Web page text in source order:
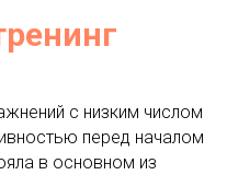
с низким числом
перед началом
в основном из